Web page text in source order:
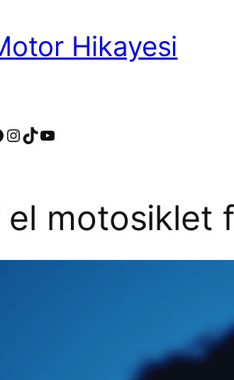
Hikayesi
InstagramTikTok YouTube
motosiklet